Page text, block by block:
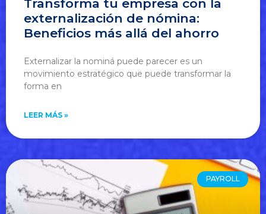
Transforma tu empresa con la
externalización de nómina:
Beneficios más allá del ahorro
Externalizar la nominá puede parecer es un
movimiento estratégico que puede transformar la
forma en
LEER MÁS »
PAYROLL